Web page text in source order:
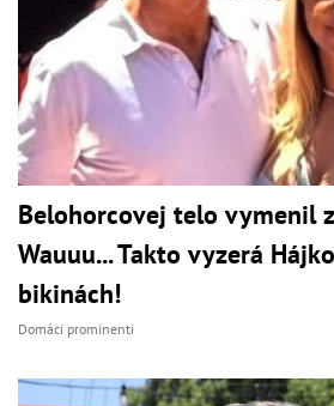
Belohorcovej telo vymenil
Wauuu... Takto vyzerá
bikinách!
Domáci prominenti